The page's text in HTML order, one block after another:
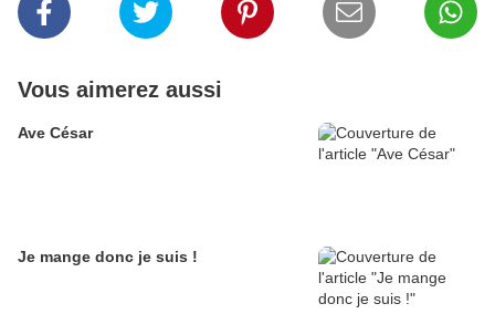
Vous aimerez aussi
Ave César
Je mange donc je suis !